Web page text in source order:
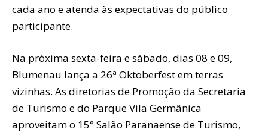
cada ano e atenda às expectativas do público
participante.
Na próxima sexta-feira e sábado, dias 08 e 09,
Blumenau lança a 26ª Oktoberfest em terras
vizinhas. As diretorias de Promoção da Secretaria
de Turismo e do Parque Vila Germânica
aproveitam o 15° Salão Paranaense de Turismo,